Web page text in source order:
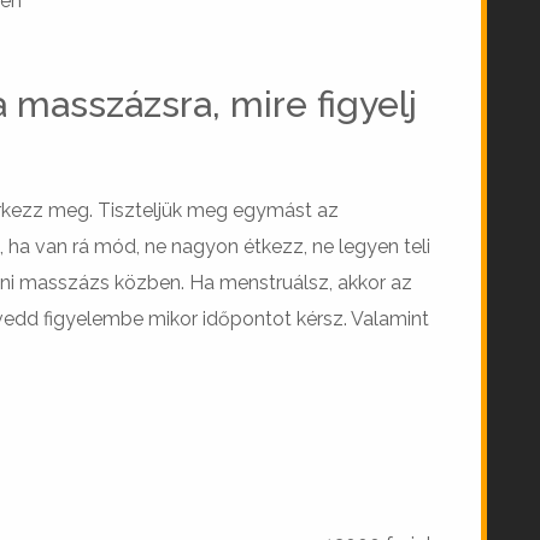
mire figyelj
meg. Tiszteljük meg egymást az
van rá mód, ne nagyon étkezz, ne legyen teli
masszázs közben. Ha menstruálsz, akkor az
figyelembe mikor időpontot kérsz. Valamint